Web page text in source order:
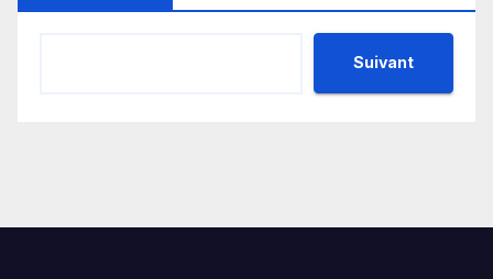
Suivant